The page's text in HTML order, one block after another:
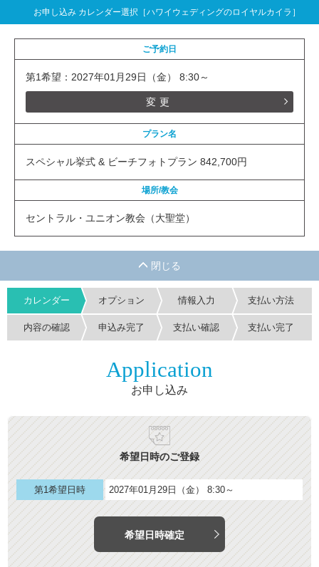
お申し込み カレンダー選択［ハワイウェディングのロイヤルカイラ］
ご予約日
第1希望：2027年01月29日（金） 8:30～
変更
プラン名
スペシャル挙式 & ビーチフォトプラン 842,700円
場所/教会
セントラル・ユニオン教会（大聖堂）
カレンダー オプション 情報入力 支払い方法
内容の確認 申込み完了 支払い確認 支払い完了
Application
お申し込み
希望日時のご登録
第1希望日時 2027年01月29日（金） 8:30～
希望日時確定